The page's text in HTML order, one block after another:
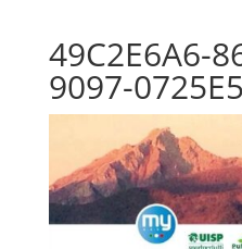
49C2E6A6-
9097-